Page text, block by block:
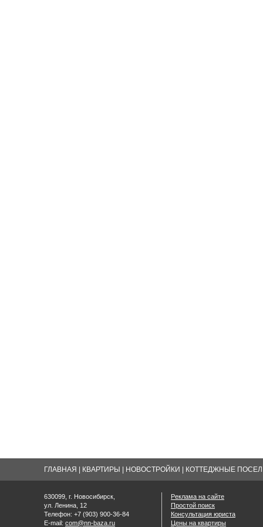
ГЛАВНАЯ КВАРТИРЫ НОВОСТРОЙКИ КОТТЕДЖНЫЕ
630099, г. Новосибирск,
ул. Ленина, 12
Телефон: +7 (903) 900-36-84
E-mail: com@nn-baza.ru
Реклама на сайте
Простой поиск
Консультация юриста
Цены на квартиры